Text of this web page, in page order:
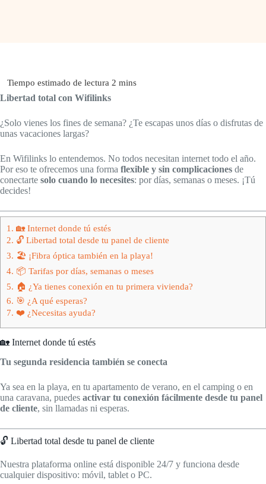
Libertad total con Wifilinks
¿Solo vienes los fines de semana? ¿Te escapas unos días o disfrutas de
unas vacaciones largas?
En Wifilinks lo entendemos. No todos necesitan internet todo el año.
Por eso te ofrecemos una forma flexible y sin complicaciones de
conectarte solo cuando lo necesites: por días, semanas o meses. ¡Tú
decides!
1. 🏡 Internet donde tú estés
2. 🔓 Libertad total desde tu panel de cliente
3. 🏖️ ¡Fibra óptica también en la playa!
4. 📦 Tarifas por días, semanas o meses
5. 🏠 ¿Ya tienes conexión en tu primera vivienda?
6. 🎯 ¿A qué esperas?
7. ❤️ ¿Necesitas ayuda?
🏡 Internet donde tú estés
Tu segunda residencia también se conecta
Ya sea en la playa, en tu apartamento de verano, en el camping o en
una caravana, puedes activar tu conexión fácilmente desde tu panel
de cliente, sin llamadas ni esperas.
🔓 Libertad total desde tu panel de cliente
Nuestra plataforma online está disponible 24/7 y funciona desde
cualquier dispositivo: móvil, tablet o PC.